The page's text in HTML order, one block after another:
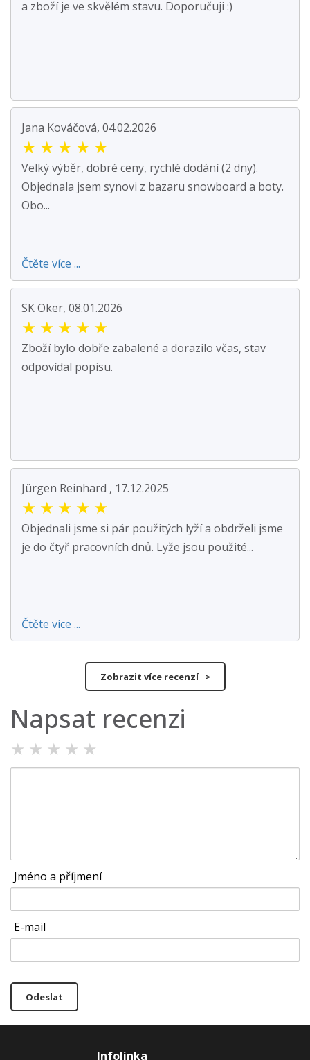
a zboží je ve skvělém stavu. Doporučuji :)
Jana Kováčová, 04.02.2026
★ ★ ★ ★ ★
Velký výběr, dobré ceny, rychlé dodání (2 dny).
Objednala jsem synovi z bazaru snowboard a boty.
Obo...
Čtěte více ...
SK Oker, 08.01.2026
★ ★ ★ ★ ★
Zboží bylo dobře zabalené a dorazilo včas, stav
odpovídal popisu.
Jürgen Reinhard , 17.12.2025
★ ★ ★ ★ ★
Objednali jsme si pár použitých lyží a obdrželi jsme
je do čtyř pracovních dnů. Lyže jsou použité...
Čtěte více ...
Zobrazit více recenzí >
Napsat recenzi
★ ★ ★ ★ ★
Jméno a příjmení
E-mail
Odeslat
Infolinka